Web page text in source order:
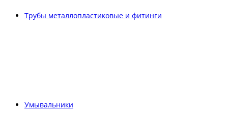
Трубы металлопластиковые и фитинги
Умывальники